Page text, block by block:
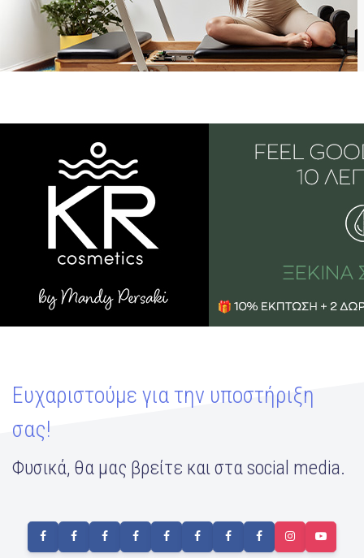
Ευχαριστούμε για την υποστήριξη
σας!
Φυσικά, θα μας βρείτε και στα social media.